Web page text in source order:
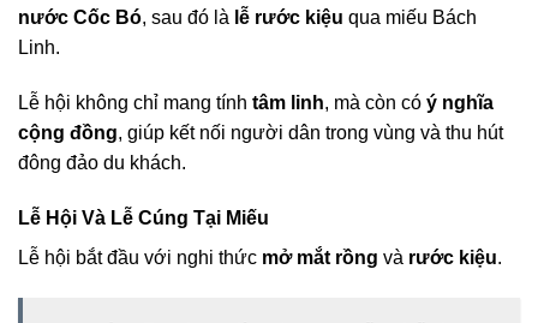
nước Cốc Bó, sau đó là lễ rước kiệu qua miếu Bách
Linh.
Lễ hội không chỉ mang tính tâm linh, mà còn có ý nghĩa
cộng đồng, giúp kết nối người dân trong vùng và thu hút
đông đảo du khách.
Lễ Hội Và Lễ Cúng Tại Miếu
Lễ hội bắt đầu với nghi thức mở mắt rồng và rước kiệu.